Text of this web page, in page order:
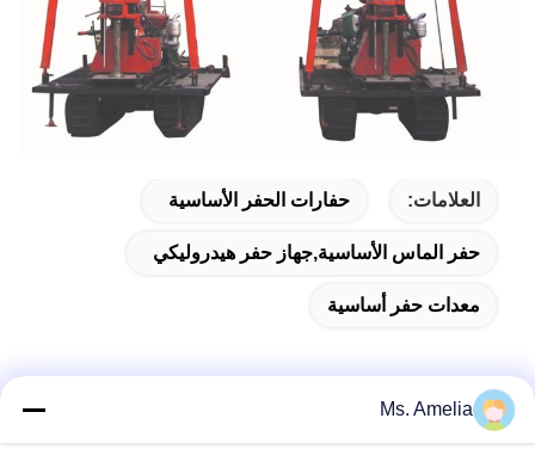
العلامات: حفارات الحفر الأساسية
حفر الماس الأساسية,جهاز حفر هيدروليكي
معدات حفر أساسية
Ms. Amelia